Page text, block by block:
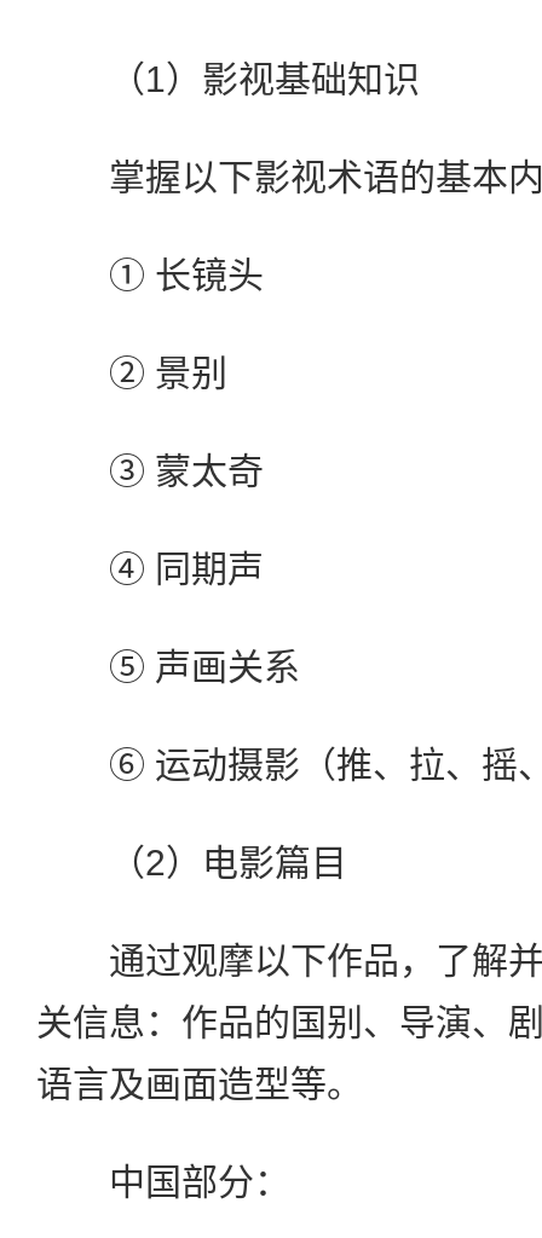
（1）影视基础知识
掌握以下影视术语的基本内
① 长镜头
② 景别
③ 蒙太奇
④ 同期声
⑤ 声画关系
⑥ 运动摄影（推、拉、摇
（2）电影篇目
通过观摩以下作品，了解并
关信息：作品的国别、导演、
语言及画面造型等。
中国部分：